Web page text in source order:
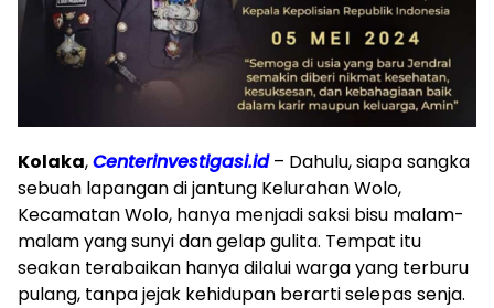
Kolaka,Centerinvestigasi.id– Dahulu, siapa sangka
sebuah lapangan di jantung Kelurahan Wolo,
Kecamatan Wolo, hanya menjadi saksi bisu malam-
malam yang sunyi dan gelap gulita. Tempat itu
seakan terabaikan hanya dilalui warga yang terburu
pulang, tanpa jejak kehidupan berarti selepas senja.